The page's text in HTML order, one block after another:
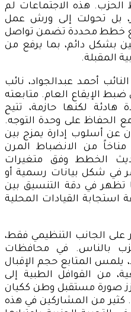
هذه الاجتماعات لم
بل تحولت إلى ورش عمل
خطط محددة تضمن تواصل
بشكل دائم، بما يرفع من
المقبلة.
أحمد عبدالجواد، نائب
الإيقاع العام. متابعته
هادئة لكنها حازمة، تتيح
الحفاظ على وحدة التوجه.
عن أسلوب إدارة يمزج بين
من الانضباط المرن
الخطط وفق متغيرات
في شكل بيانات رسمية أو
تظهر في دقة التنسيق بين
القيادات المحلية
على الجانب التنظيمي فقط،
بالناس. في محافظات
يلمس المتابع حجم الإقبال
من القوافل الطبية إلى
صورة مستقبل وطن ككيان
كثير من المشاركين في هذه